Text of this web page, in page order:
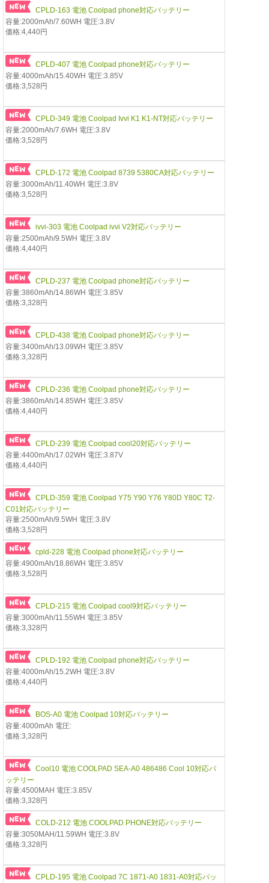
CPLD-163 電池 Coolpad phone対応バッテリー
容量:2000mAh/7.60WH 電圧:3.8V
価格:4,440円
CPLD-407 電池 Coolpad phone対応バッテリー
容量:4000mAh/15.40WH 電圧:3.85V
価格:3,528円
CPLD-349 電池 Coolpad Ivvi K1 K1-NT対応バッテリー
容量:2000mAh/7.6WH 電圧:3.8V
価格:3,528円
CPLD-172 電池 Coolpad 8739 5380CA対応バッテリー
容量:3000mAh/11.40WH 電圧:3.8V
価格:3,528円
ivvi-303 電池 Coolpad ivvi V2対応バッテリー
容量:2500mAh/9.5WH 電圧:3.8V
価格:4,440円
CPLD-237 電池 Coolpad phone対応バッテリー
容量:3860mAh/14.86WH 電圧:3.85V
価格:3,328円
CPLD-438 電池 Coolpad phone対応バッテリー
容量:3400mAh/13.09WH 電圧:3.85V
価格:3,328円
CPLD-236 電池 Coolpad phone対応バッテリー
容量:3860mAh/14.85WH 電圧:3.85V
価格:4,440円
CPLD-239 電池 Coolpad cool20対応バッテリー
容量:4400mAh/17.02WH 電圧:3.87V
価格:4,440円
CPLD-359 電池 Coolpad Y75 Y90 Y76 Y80D Y80C T2-
C01対応バッテリー
容量:2500mAh/9.5WH 電圧:3.8V
価格:3,528円
cpld-228 電池 Coolpad phone対応バッテリー
容量:4900mAh/18.86WH 電圧:3.85V
価格:3,528円
CPLD-215 電池 Coolpad cool9対応バッテリー
容量:3000mAh/11.55WH 電圧:3.85V
価格:3,328円
CPLD-192 電池 Coolpad phone対応バッテリー
容量:4000mAh/15.2WH 電圧:3.8V
価格:4,440円
BOS-A0 電池 Coolpad 10対応バッテリー
容量:4000mAh 電圧:
価格:3,328円
Cool10 電池 COOLPAD SEA-A0 486486 Cool 10対応バ
ッテリー
容量:4500MAH 電圧:3.85V
価格:3,328円
COLD-212 電池 COOLPAD PHONE対応バッテリー
容量:3050MAH/11.59WH 電圧:3.8V
価格:3,328円
CPLD-195 電池 Coolpad 7C 1871-A0 1831-A0対応バッ